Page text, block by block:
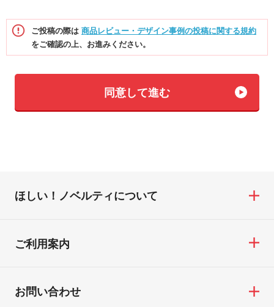
ご投稿の際は 商品レビュー・デザイン事例の投稿に関する規約
をご確認の上、お進みください。
同意して進む
ほしい！ノベルティについて
ご利用案内
お問い合わせ